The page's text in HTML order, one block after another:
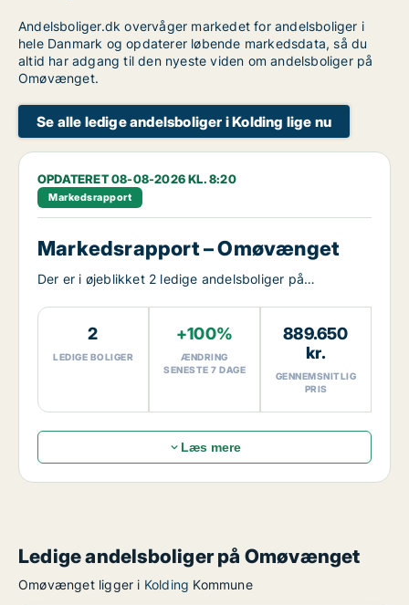
Andelsboliger.dk overvåger markedet for andelsboliger i
hele Danmark og opdaterer løbende markedsdata, så du
altid har adgang til den nyeste viden om andelsboliger på
Omøvænget.
Se alle ledige andelsboliger i Kolding lige nu
OPDATERET 08-08-2026 KL. 8:20
Markedsrapport
Markedsrapport – Omøvænget
Der er i øjeblikket 2 ledige andelsboliger på
2
LEDIGE BOLIGER
+100%
ÆNDRING
SENESTE 7 DAGE
889.650
kr.
GENNEMSNITLIG
PRIS
Læs mere
Ledige andelsboliger på Omøvænget
Omøvænget ligger i Kolding Kommune